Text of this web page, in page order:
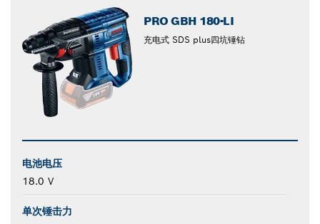
PRO GBH 180-LI
充电式 SDS plus四坑锤钻
电池电压
18.0 V
单次锤击力